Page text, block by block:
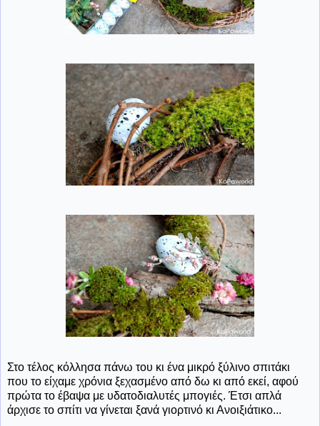
Στο τέλος κόλλησα πάνω του κι ένα μικρό ξύλινο σπιτάκι
που το είχαμε χρόνια ξεχασμένο από δω κι από εκεί, αφού
πρώτα το έβαψα με υδατοδιαλυτές μπογιές. Έτσι απλά
άρχισε το σπίτι να γίνεται ξανά γιορτινό κι Ανοιξιάτικο...